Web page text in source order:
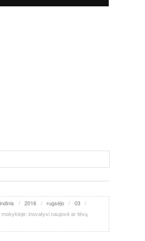
/ 2016 / rugsėjo / 03 /
mokykloje: inovatyvi naujovė ar tėvų